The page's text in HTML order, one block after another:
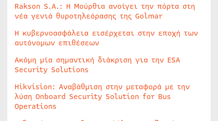
Rakson S.A.: Η Μούρθια ανοίγει την πόρτα στη
νέα γενιά θυροτηλεόρασης της Golmar
Η κυβερνοασφάλεια εισέρχεται στην εποχή των
αυτόνομων επιθέσεων
Ακόμη μία σημαντική διάκριση για την ESA
Security Solutions
Hikvision: Αναβάθμιση στην μεταφορά με την
λύση Onboard Security Solution for Bus
Operations